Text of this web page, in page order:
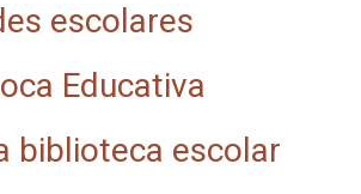
escolares
Educativa
biblioteca escolar